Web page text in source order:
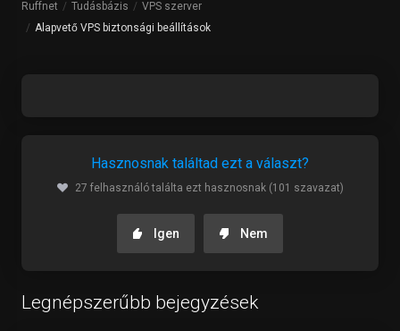
Ruffnet Tudásbázis
VPS szerver
Alapvető VPS biztonsági beállítások
Hasznosnak találtad ezt a választ?
27 felhasználó találta ezt hasznosnak (101 szavazat)
Igen Nem
Legnépszerűbb bejegyzések